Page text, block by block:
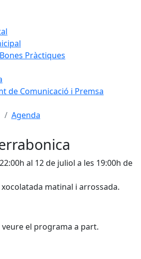
Pràctiques
de Comunicació i Premsa
Agenda
al 12 de juliol a les 19:00h de
matinal i arrossada.
el programa a part.